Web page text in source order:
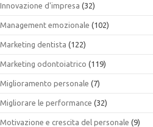
Innovazione d'impresa (32)
Management emozionale (102)
Marketing dentista (122)
Marketing odontoiatrico (119)
Miglioramento personale (7)
Migliorare le performance (32)
Motivazione e crescita del personale (9)